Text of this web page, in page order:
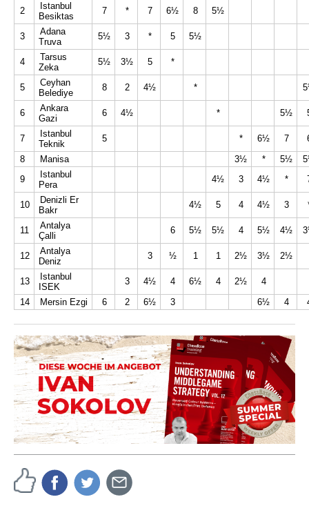
2
Istanbul
Besiktas
7 * 7 6½ 8 5½
3
Adana
Truva
5½ 3 * 5 5½
4
Tarsus
Zeka
5½ 3½ 5 *
5
Ceyhan
Belediye
8 2 4½ *
6
Ankara
Gazi
6 4½ * 5½
7
Istanbul
Teknik
5 * 6½ 7
8
Manisa 3½ * 5½
9
Istanbul
Pera
4½ 3 4½ *
10
Denizli Er
Bakr
4½ 5 4 4½ 3
11
Antalya
Çalli
6 5½ 5½ 4 5½ 4½
12
Antalya
Deniz
3 ½ 1 1 2½ 3½ 2½
13
Istanbul
ISEK
3 4½ 4 6½ 4 2½
4
14
Mersin Ezgi 6 2 6½ 3 6½ 4